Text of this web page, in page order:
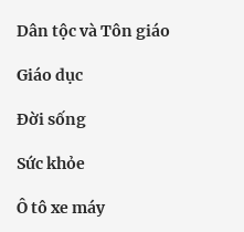
Dân tộc và Tôn giáo
Giáo dục
Đời sống
Sức khỏe
Ô tô xe máy